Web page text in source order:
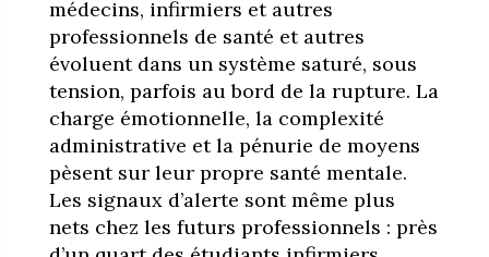
médecins, infirmiers et autres
professionnels de santé et autres
évoluent dans un système saturé, sous
tension, parfois au bord de la rupture. La
charge émotionnelle, la complexité
administrative et la pénurie de moyens
pèsent sur leur propre santé mentale.
Les signaux d’alerte sont même plus
nets chez les futurs professionnels : près